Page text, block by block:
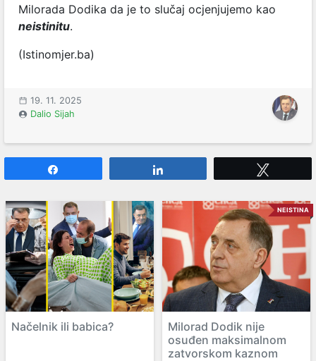
Milorada Dodika da je to slučaj ocjenjujemo kao
neistinitu.
(Istinomjer.ba)
19. 11. 2025
Dalio Sijah
Načelnik ili babica?
NEISTINA
Milorad Dodik nije
osuđen maksimalnom
zatvorskom kaznom